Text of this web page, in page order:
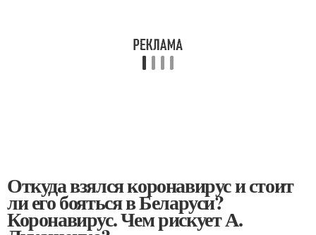
Откуда взялся коронавирус и стоит
ли его бояться в Беларуси?
Коронавирус. Чем рискует А.